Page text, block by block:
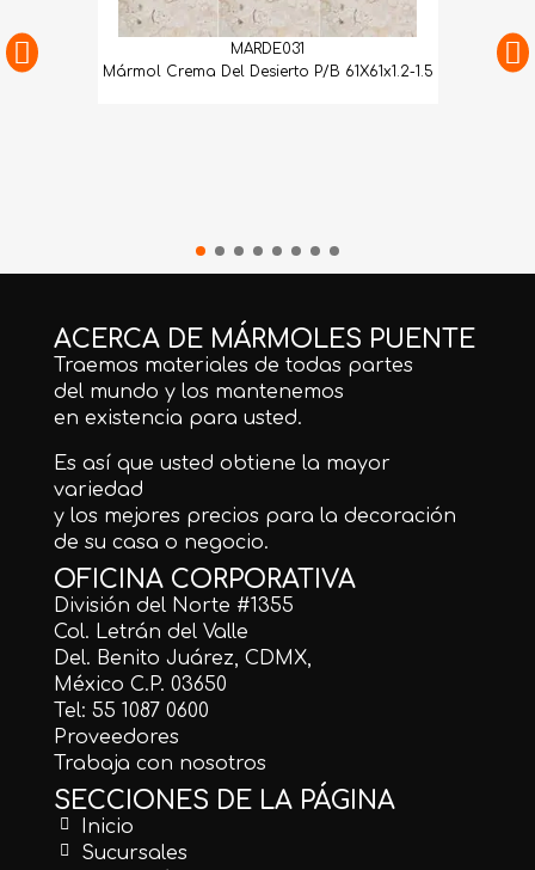
MARDE031
Mármol Crema Del Desierto P/B 61X61x1.2-1.5
ACERCA DE MÁRMOLES PUENTE
Traemos materiales de todas partes
del mundo y los mantenemos
en existencia para usted.
Es así que usted obtiene la mayor
variedad
y los mejores precios para la decoración
de su casa o negocio.
OFICINA CORPORATIVA
División del Norte #1355
Col. Letrán del Valle
Del. Benito Juárez, CDMX,
México C.P. 03650
Tel: 55 1087 0600
Proveedores
Trabaja con nosotros
SECCIONES DE LA PÁGINA
Inicio
Sucursales